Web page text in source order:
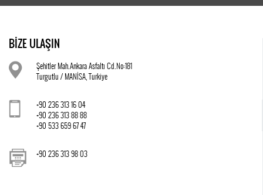
BİZE ULAŞIN
Şehitler Mah.Ankara Asfaltı Cd.No:181
Turgutlu / MANİSA, Turkiye
+90 236 313 16 04
+90 236 313 88 88
+90 533 659 67 47
+90 236 313 98 03